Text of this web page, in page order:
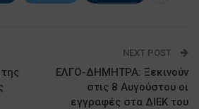
NEXT POST
ΕΛΓΟ-ΔΗΜΗΤΡΑ: Ξεκινούν
στις 8 Αυγούστου οι
εγγραφές στα ΔΙΕΚ του